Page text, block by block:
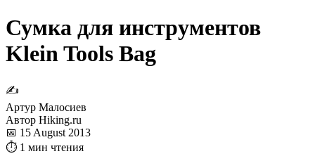
Сумка для инструментов
Klein Tools Bag
✍
Артур Малосиев
Автор Hiking.ru
📅 15 August 2013
⏱ 1 мин чтения